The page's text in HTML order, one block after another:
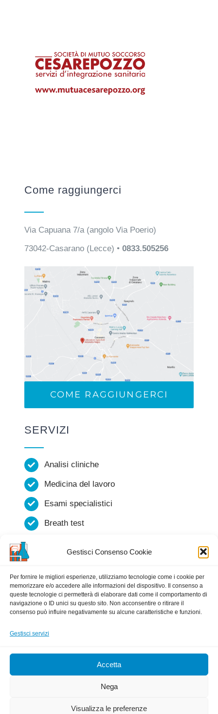
Gestisci Consenso Cookie
Per fornire le migliori esperienze, utilizziamo tecnologie come i cookie per
memorizzare e/o accedere alle informazioni del dispositivo. Il consenso a
queste tecnologie ci permetterà di elaborare dati come il comportamento di
navigazione o ID unici su questo sito. Non acconsentire o ritirare il
consenso può influire negativamente su alcune caratteristiche e funzioni.
Gestisci servizi
Accetta
Nega
Visualizza le preferenze
Come raggiungerci
Via Capuana 7/a (angolo Via Poerio)
73042-Casarano (Lecce) • 0833.505256
COME RAGGIUNGERCI
SERVIZI
Analisi cliniche
Medicina del lavoro
Esami specialistici
Breath test
PAGAMENTI ELETTRONICI
CON